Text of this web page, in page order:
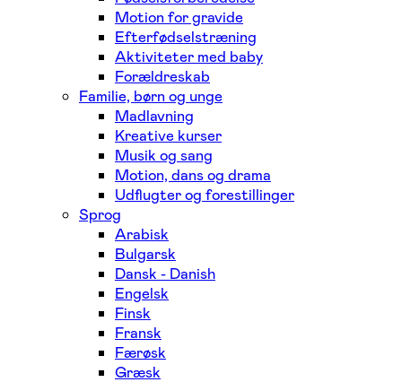
Motion for gravide
Efterfødselstræning
Aktiviteter med baby
Forældreskab
Familie, børn og unge
Madlavning
Kreative kurser
Musik og sang
Motion, dans og drama
Udflugter og forestillinger
Sprog
Arabisk
Bulgarsk
Dansk - Danish
Engelsk
Finsk
Fransk
Færøsk
Græsk